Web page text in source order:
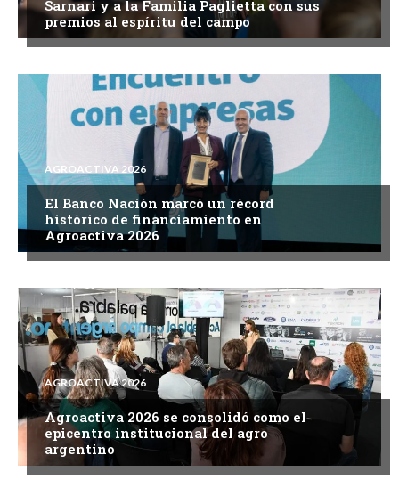
Sarnari y a la Familia Paglietta con sus
premios al espíritu del campo
AGROACTIVA 2026
El Banco Nación marcó un récord
histórico de financiamiento en
Agroactiva 2026
AGROACTIVA 2026
Agroactiva 2026 se consolidó como el
epicentro institucional del agro
argentino